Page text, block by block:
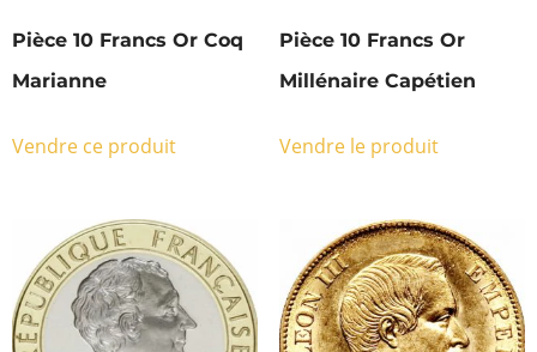
Pièce 10 Francs Or Coq
Marianne
Vendre ce produit
Pièce 10 Francs Or
Millénaire Capétien
Vendre le produit